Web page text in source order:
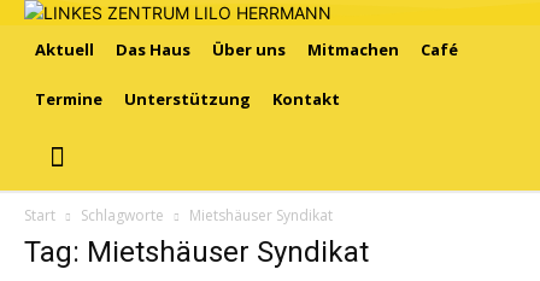
Aktuell Das Haus Über uns Mitmachen Café
Termine Unterstützung Kontakt
Start Schlagworte Mietshäuser Syndikat
Tag: Mietshäuser Syndikat